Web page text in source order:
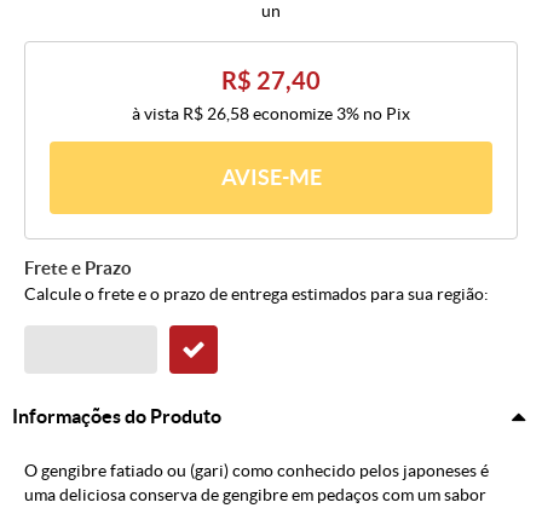
un
R$ 27,40
à vista R$ 26,58economize 3% no Pix
AVISE-ME
Frete e Prazo
Calcule o frete e o prazo de entrega estimados para sua região:
Informações do Produto
O gengibre fatiado ou (gari) como conhecido pelos japoneses é
uma deliciosa conserva de gengibre em pedaços com um sabor